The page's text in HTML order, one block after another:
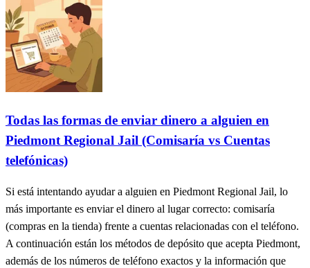
Todas las formas de enviar dinero a alguien en
Piedmont Regional Jail (Comisaría vs Cuentas
telefónicas)
Si está intentando ayudar a alguien en Piedmont Regional Jail, lo
más importante es enviar el dinero al lugar correcto: comisaría
(compras en la tienda) frente a cuentas relacionadas con el teléfono.
A continuación están los métodos de depósito que acepta Piedmont,
además de los números de teléfono exactos y la información que